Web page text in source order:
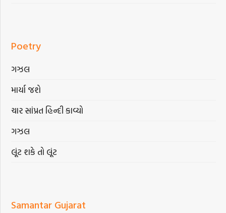
Poetry
ગઝલ
માર્યા જશે
ચાર સાંપ્રત હિન્દી કાવ્યો
ગઝલ
લૂંટ શકે તો લૂંટ
Samantar Gujarat